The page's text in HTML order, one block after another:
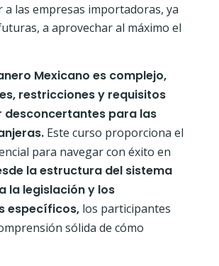
a las empresas importadoras, ya
a aprovechar al máximo el
Mexicano es complejo,
restricciones y requisitos
desconcertantes para las
Este curso proporciona el
para navegar con éxito en
la estructura del sistema
la legislación y los
específicos, los participantes
sólida de cómo